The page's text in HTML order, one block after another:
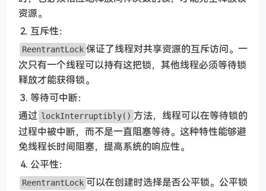
资源。
互斥性：
ReentrantLock 保证了线程对共享资源的互斥访问。一
次只有一个线程可以持有这把锁，其他线程必须等待锁
释放才能获得锁。
等待可中断：
通过 lockInterruptibly() 方法，线程可以在等待锁的
过程中被中断，而不是一直阻塞等待。这种特性能够避
免线程长时间阻塞，提高系统的响应性。
公平性：
ReentrantLock 可以在创建时选择是否公平锁。公平锁